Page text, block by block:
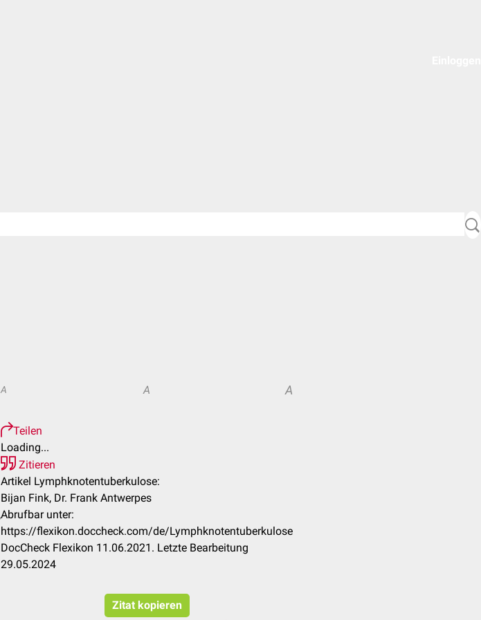
A A A
Teilen
Loading...
Zitieren
Artikel Lymphknotentuberkulose:
Bijan Fink, Dr. Frank Antwerpes
Abrufbar unter:
https://flexikon.doccheck.com/de/Lymphknotentuberkulose
DocCheck Flexikon 11.06.2021. Letzte Bearbeitung
29.05.2024
Zitat kopieren